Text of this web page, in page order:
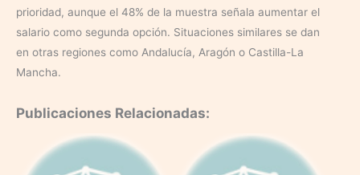
prioridad, aunque el 48% de la muestra señala aumentar el
salario como segunda opción. Situaciones similares se dan
en otras regiones como Andalucía, Aragón o Castilla-La
Mancha.
Publicaciones Relacionadas: